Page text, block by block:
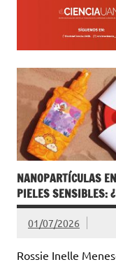
NANOPARTÍCULAS
PIELES SENSIBLES:
01/07/2026
Rossie Inelle